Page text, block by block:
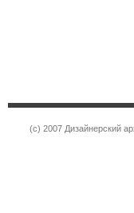
(c) 2007 Дизайнерский